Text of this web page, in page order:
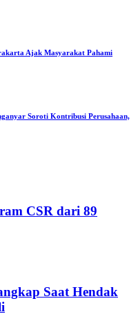
Ajak Masyarakat Pahami
Soroti Kontribusi Perusahaan,
CSR dari 89
Saat Hendak